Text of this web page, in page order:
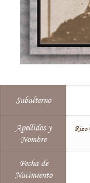
Subalterno
Apellidos y
Nombre
Rizo
Fecha de
Nacimiento